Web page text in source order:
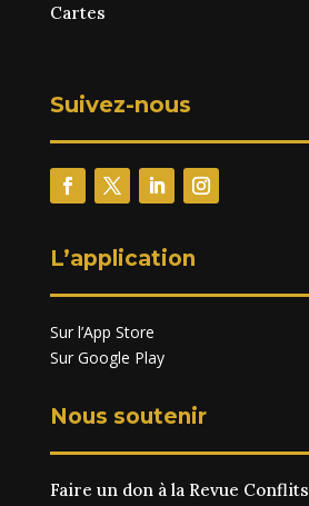
Cartes
Suivez-nous
L’application
Sur l’App Store
Sur Google Play
Nous soutenir
Faire un don à la Revue Conflits